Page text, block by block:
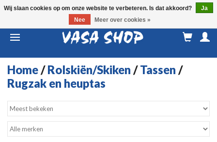
Home/Rolskiën/Skiken /Tassen /
Rugzak en heuptas
Wij slaan cookies op om onze website te verbeteren. Is dat akkoord?
Ja
Nee
Meer over cookies »